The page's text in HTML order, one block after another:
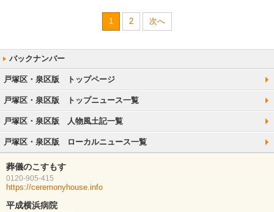
1 2 次へ
戸塚区・泉区版 トップページ
戸塚区・泉区版 トップニュース一覧
戸塚区・泉区版 人物風土記一覧
戸塚区・泉区版 ローカルニュース一覧
葬儀のこすもす
0120-905-415
https://ceremonyhouse.info
平成横浜病院